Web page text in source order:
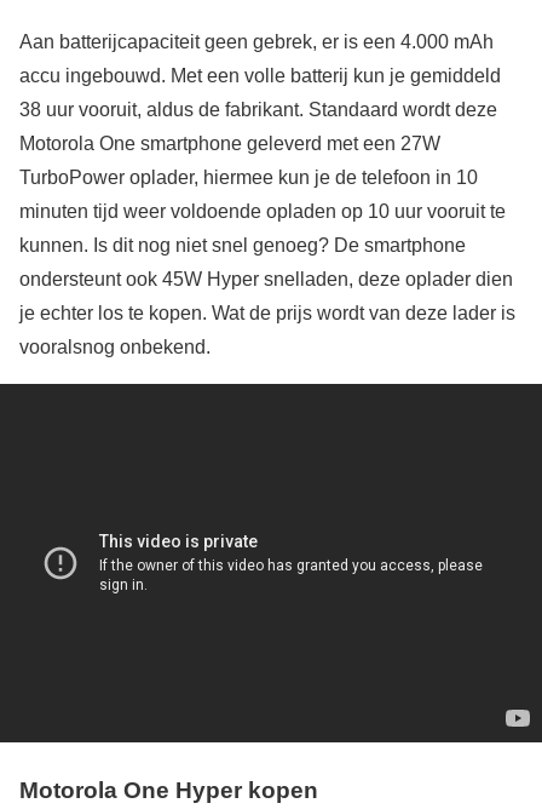
Aan batterijcapaciteit geen gebrek, er is een 4.000 mAh
accu ingebouwd. Met een volle batterij kun je gemiddeld
38 uur vooruit, aldus de fabrikant. Standaard wordt deze
Motorola One smartphone geleverd met een 27W
TurboPower oplader, hiermee kun je de telefoon in 10
minuten tijd weer voldoende opladen op 10 uur vooruit te
kunnen. Is dit nog niet snel genoeg? De smartphone
ondersteunt ook 45W Hyper snelladen, deze oplader dien
je echter los te kopen. Wat de prijs wordt van deze lader is
vooralsnog onbekend.
Motorola One Hyper kopen